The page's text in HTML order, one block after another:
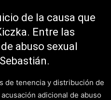
de la causa que
Entre las
abuso sexual
de tenencia y distribución de
adicional de abuso